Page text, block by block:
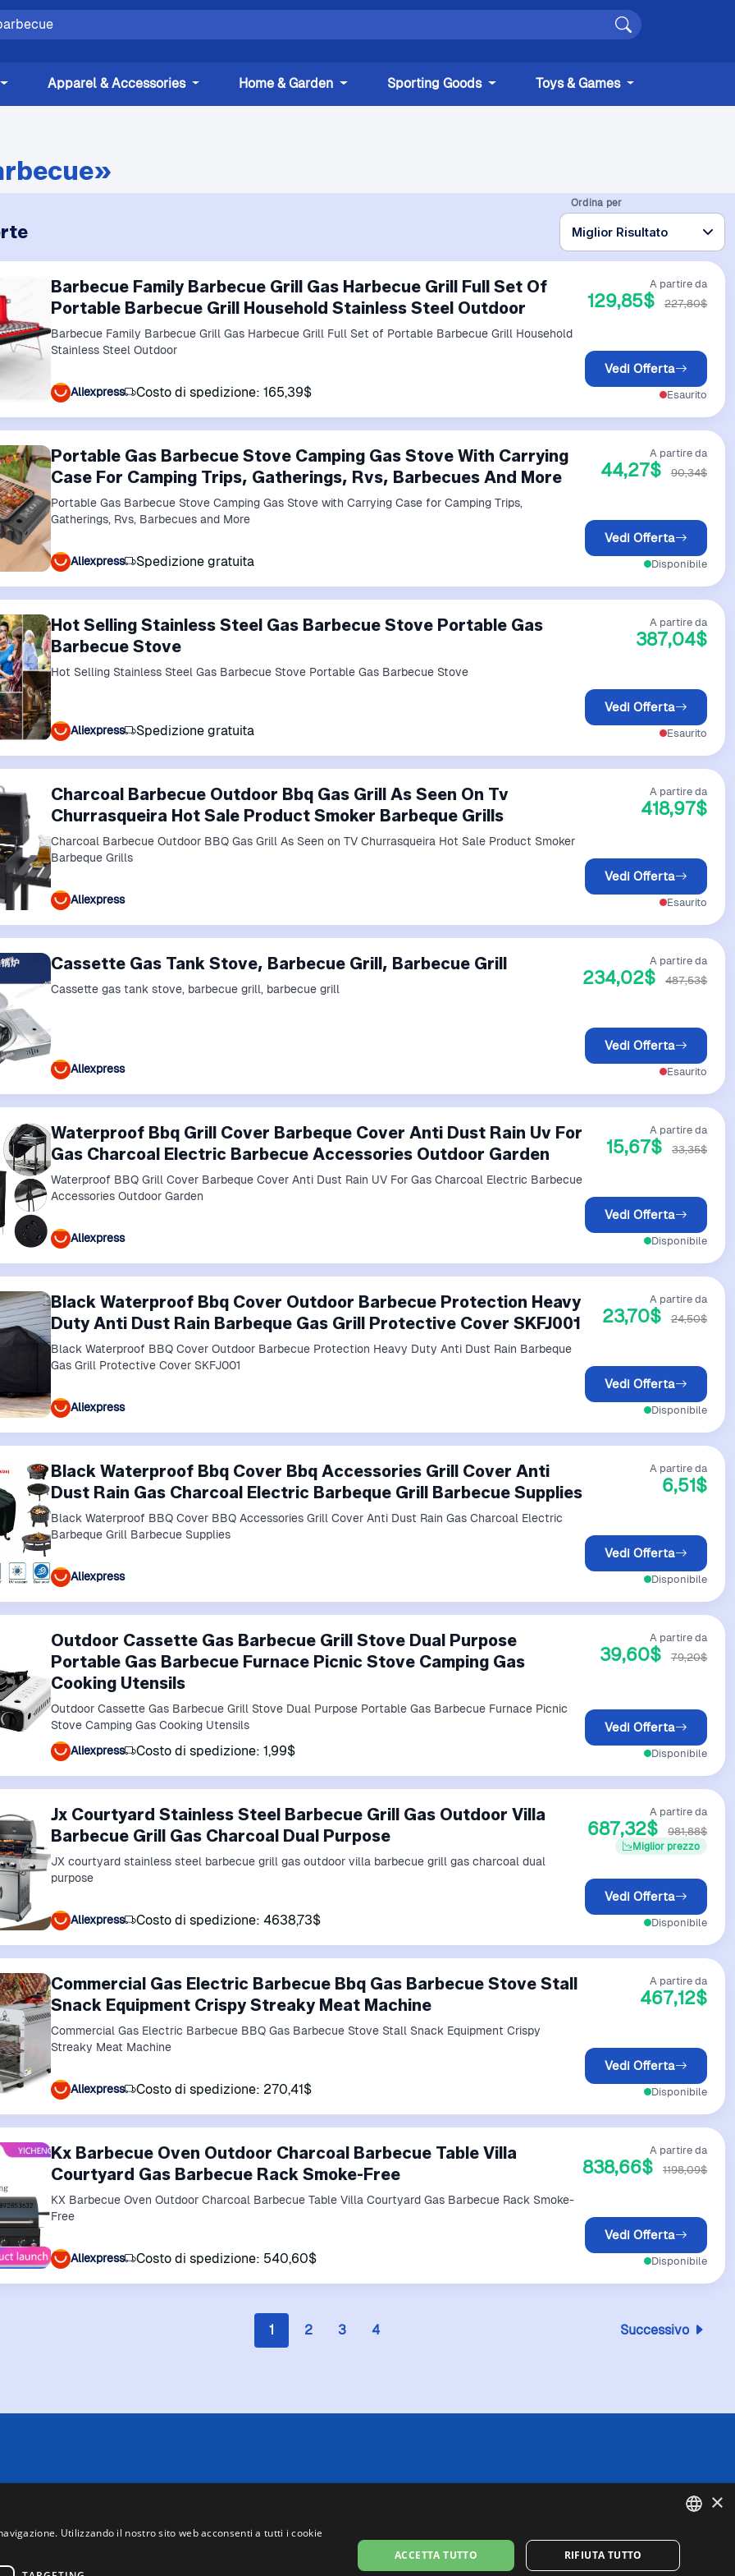
Apparel & Accessories Home & Garden Sporting Goods Toys & Games
Ordina per
Barbecue Family Barbecue Grill Gas Harbecue Grill Full Set Of
Portable Barbecue Grill Household Stainless Steel Outdoor
Barbecue Family Barbecue Grill Gas Harbecue Grill Full Set of Portable Barbecue Grill Household
Stainless Steel Outdoor
Aliexpress Costo di spedizione: 165,39$
A partire da
129,85$ 227,80$
Vedi Offerta
Esaurito
Portable Gas Barbecue Stove Camping Gas Stove With Carrying
Case For Camping Trips, Gatherings, Rvs, Barbecues And More
Portable Gas Barbecue Stove Camping Gas Stove with Carrying Case for Camping Trips,
Gatherings, Rvs, Barbecues and More
Aliexpress Spedizione gratuita
A partire da
44,27$ 90,34$
Vedi Offerta
Disponibile
Hot Selling Stainless Steel Gas Barbecue Stove Portable Gas
Barbecue Stove
Hot Selling Stainless Steel Gas Barbecue Stove Portable Gas Barbecue Stove
Aliexpress Spedizione gratuita
A partire da
387,04$
Vedi Offerta
Esaurito
Charcoal Barbecue Outdoor Bbq Gas Grill As Seen On Tv
Churrasqueira Hot Sale Product Smoker Barbeque Grills
Charcoal Barbecue Outdoor BBQ Gas Grill As Seen on TV Churrasqueira Hot Sale Product Smoker
Barbeque Grills
Aliexpress
A partire da
418,97$
Vedi Offerta
Esaurito
Cassette Gas Tank Stove, Barbecue Grill, Barbecue Grill
Cassette gas tank stove, barbecue grill, barbecue grill
Aliexpress
A partire da
234,02$ 487,53$
Vedi Offerta
Esaurito
Waterproof Bbq Grill Cover Barbeque Cover Anti Dust Rain Uv For
Gas Charcoal Electric Barbecue Accessories Outdoor Garden
Waterproof BBQ Grill Cover Barbeque Cover Anti Dust Rain UV For Gas Charcoal Electric Barbecue
Accessories Outdoor Garden
Aliexpress
A partire da
15,67$ 33,35$
Vedi Offerta
Disponibile
Black Waterproof Bbq Cover Outdoor Barbecue Protection Heavy
Duty Anti Dust Rain Barbeque Gas Grill Protective Cover SKFJ001
Black Waterproof BBQ Cover Outdoor Barbecue Protection Heavy Duty Anti Dust Rain Barbeque
Gas Grill Protective Cover SKFJ001
Aliexpress
A partire da
23,70$ 24,50$
Vedi Offerta
Disponibile
Black Waterproof Bbq Cover Bbq Accessories Grill Cover Anti
Dust Rain Gas Charcoal Electric Barbeque Grill Barbecue Supplies
Black Waterproof BBQ Cover BBQ Accessories Grill Cover Anti Dust Rain Gas Charcoal Electric
Barbeque Grill Barbecue Supplies
Aliexpress
A partire da
6,51$
Vedi Offerta
Disponibile
Outdoor Cassette Gas Barbecue Grill Stove Dual Purpose
Portable Gas Barbecue Furnace Picnic Stove Camping Gas
Cooking Utensils
Outdoor Cassette Gas Barbecue Grill Stove Dual Purpose Portable Gas Barbecue Furnace Picnic
Stove Camping Gas Cooking Utensils
Aliexpress
Costo di spedizione: 1,99$
A partire da
39,60$ 79,20$
Vedi Offerta
Disponibile
Jx Courtyard Stainless Steel Barbecue Grill Gas Outdoor Villa
Barbecue Grill Gas Charcoal Dual Purpose
JX courtyard stainless steel barbecue grill gas outdoor villa barbecue grill gas charcoal dual
purpose
Aliexpress Costo di spedizione: 4638,73$
A partire da
687,32$ 981,88$
Miglior prezzo
Vedi Offerta
Disponibile
Commercial Gas Electric Barbecue Bbq Gas Barbecue Stove Stall
Snack Equipment Crispy Streaky Meat Machine
Commercial Gas Electric Barbecue BBQ Gas Barbecue Stove Stall Snack Equipment Crispy
Streaky Meat Machine
Aliexpress Costo di spedizione: 270,41$
A partire da
467,12$
Vedi Offerta
Disponibile
Kx Barbecue Oven Outdoor Charcoal Barbecue Table Villa
Courtyard Gas Barbecue Rack Smoke-Free
KX Barbecue Oven Outdoor Charcoal Barbecue Table Villa Courtyard Gas Barbecue Rack Smoke-
Free
Aliexpress Costo di spedizione: 540,60$
A partire da
838,66$ 1198,09$
Vedi Offerta
Disponibile
1 2 3 4 Successivo
limitazioni tecniche, Price Ninja non è sempre in grado di garantire l'esattezza o la completezza delle informazioni
ad eccezione dei veicoli nuovi (prezzi IVA inclusa, escluse spese di spedizione).
partecipa al Programma Partner di eBay. Potremmo ricevere una commissione per gli acquisti idonei effettuati
ENGLISH
×
Utilizzando il nostro sito web acconsenti a tutti i cookie
ACCETTA TUTTO RIFIUTA TUTTO